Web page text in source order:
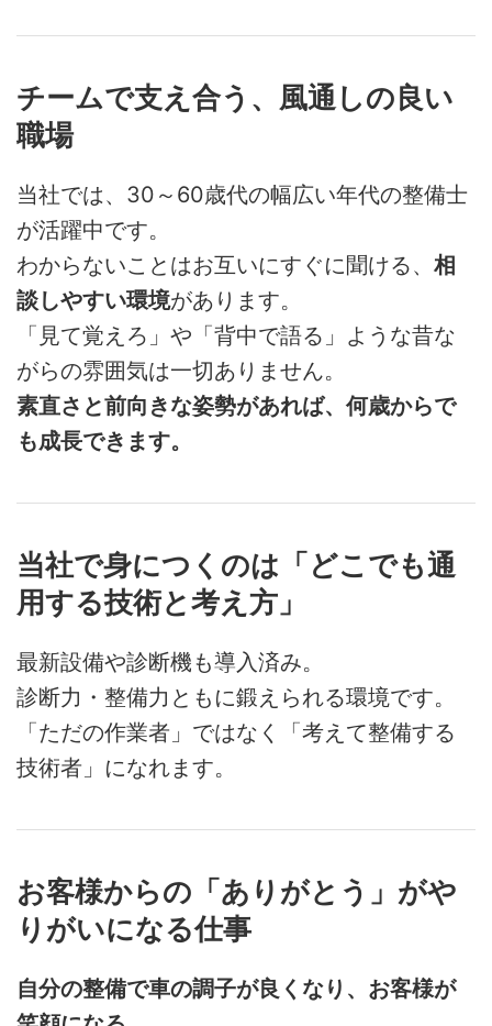
チームで支え合う、風通しの良い
職場
当社では、30～60歳代の幅広い年代の整備士
が活躍中です。
わからないことはお互いにすぐに聞ける、 相
談しやすい環境があります。
「見て覚えろ」や「背中で語る」ような昔な
がらの雰囲気は一切ありません。
素直さと前向きな姿勢があれば、何歳からで
も成長できます。
当社で身につくのは「どこでも通
用する技術と考え方」
最新設備や診断機も導入済み。
診断力・整備力ともに鍛えられる環境です。
「ただの作業者」ではなく「考えて整備する
技術者」になれます。
お客様からの「ありがとう」がや
りがいになる仕事
自分の整備で車の調子が良くなり、お客様が